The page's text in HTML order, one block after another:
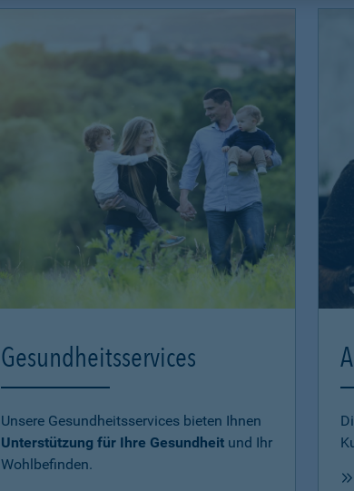
Gesundheitsservices
Unsere Gesundheitsservices bieten Ihnen
Unterstützung für Ihre Gesundheitund Ihr
Wohlbefinden.